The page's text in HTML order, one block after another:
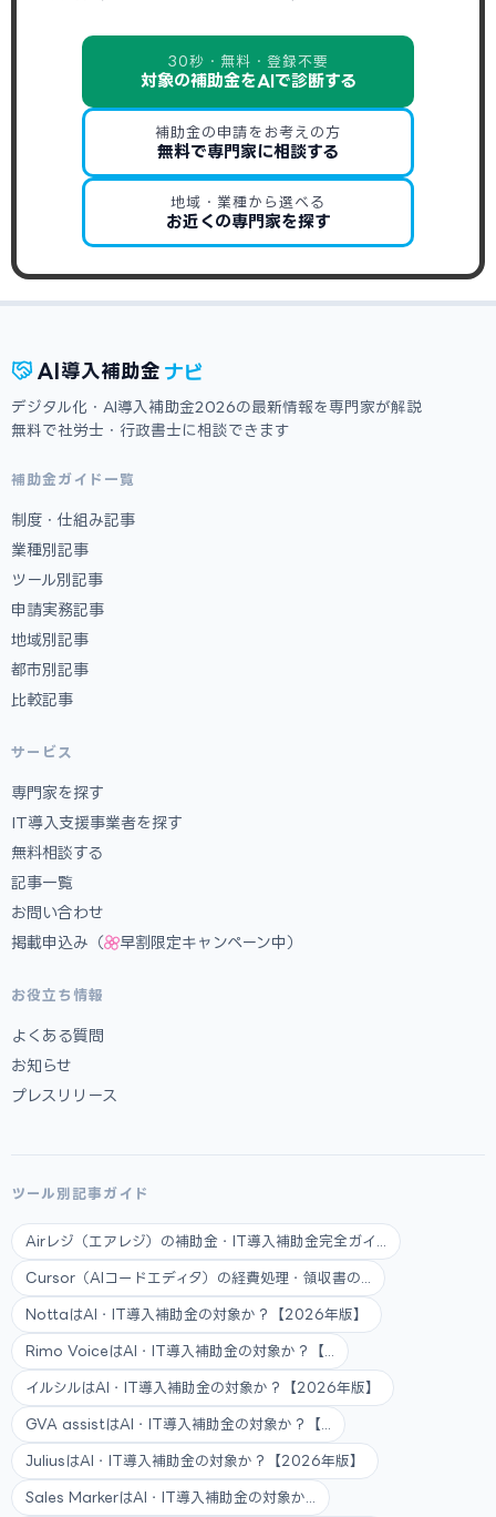
30秒・無料・登録不要
対象の補助金をAIで診断する
補助金の申請をお考えの方
無料で専門家に相談する
地域・業種から選べる
お近くの専門家を探す
AI 導入補助金 ナビ
デジタル化・AI導入補助金2026の最新情報を専門家が解説
無料で社労士・行政書士に相談できます
補助金ガイド一覧
制度・仕組み記事
業種別記事
ツール別記事
申請実務記事
地域別記事
都市別記事
比較記事
サービス
専門家を探す
IT導入支援事業者を探す
無料相談する
記事一覧
お問い合わせ
掲載申込み（
早割限定キャンペーン中）
お役立ち情報
よくある質問
お知らせ
プレスリリース
ツール別記事ガイド
Airレジ（エアレジ）の補助金・IT導入補助金完全ガイ...
Cursor（AIコードエディタ）の経費処理・領収書の...
NottaはAI・IT導入補助金の対象か？【2026年版】
Rimo VoiceはAI・IT導入補助金の対象か？【...
イルシルはAI・IT導入補助金の対象か？【2026年版】
GVA assistはAI・IT導入補助金の対象か？【...
JuliusはAI・IT導入補助金の対象か？【2026年版】
Sales MarkerはAI・IT導入補助金の対象か...